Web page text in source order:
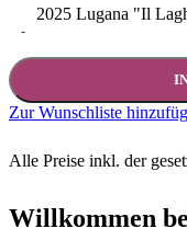
-
2025 Lugana "Il
Zur Wunschliste
Alle Preise inkl. der
Willkommen